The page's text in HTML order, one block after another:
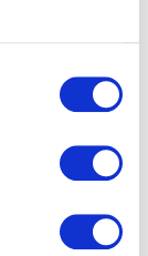
przyrody